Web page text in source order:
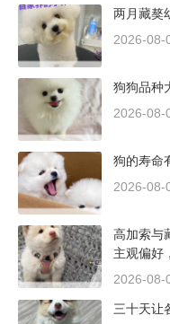
两月藏獒
2026-08-
狗狗品种
2026-08-
狗的寿命
2026-08-
高加索与
主观偏好
工作性能
犬拥有压
2026-08-
三十天让